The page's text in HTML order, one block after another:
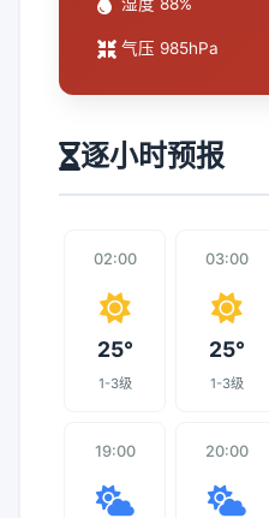
气压 985hPa
逐小时预报
02:00
25°
1-3级
03:00
25°
1-3级
19:00 20:00